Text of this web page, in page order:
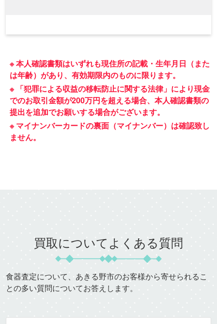
※ 本人確認書類はいずれも現住所の記載・生年月日（また
は年齢）があり、有効期限内のものに限ります。
※ 「犯罪による収益の移転防止に関する法律」により現金
でのお取引金額が200万円を超える場合、本人確認書類の
提出を追加でお願いする場合がございます。
※ マイナンバーカードの裏面（マイナンバー）は確認致し
ません。
買取についてよくある質問
食器査定について、 あきる野市のお客様から寄せられるこ
との多い質問についてお答えします。